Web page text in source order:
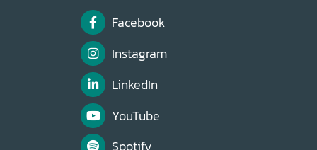
Facebook
Instagram
LinkedIn
YouTube